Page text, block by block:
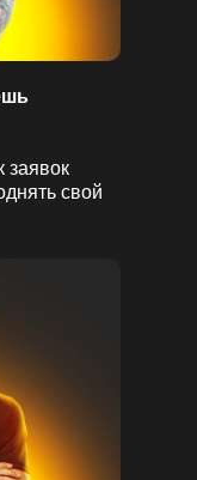
заявок
свой